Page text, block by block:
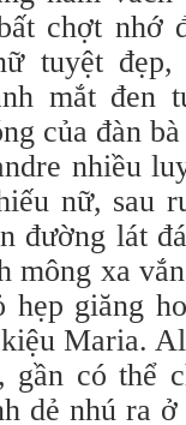
chợt nhớ
tuyệt
mắt đen
của đàn
nhiều
nữ, sau
đường lát
mông xa
giăng
Maria.
gần có thể
dẻ nhú ra